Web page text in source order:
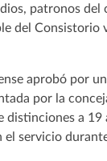
patronos
del
aprobó por
por la
distinciones a
servicio